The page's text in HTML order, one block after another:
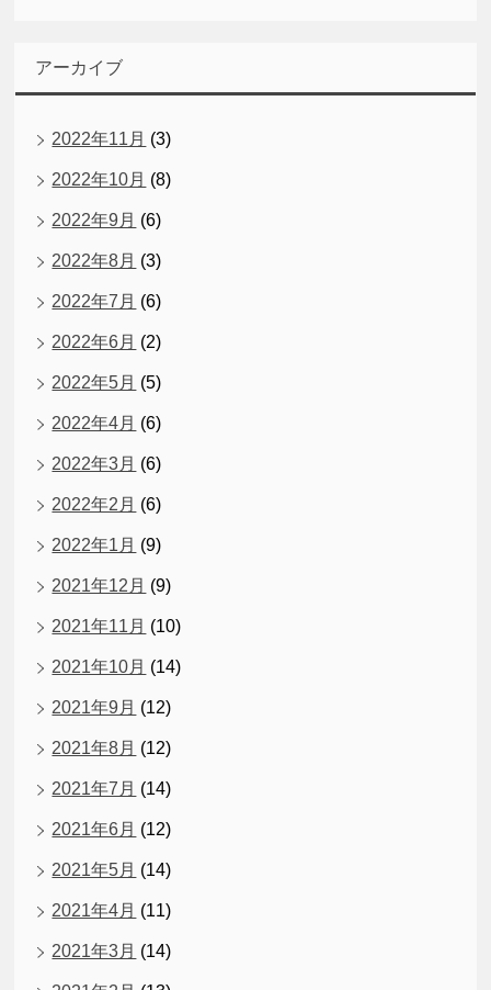
アーカイブ
2022年11月 (3)
2022年10月 (8)
2022年9月 (6)
2022年8月 (3)
2022年7月 (6)
2022年6月 (2)
2022年5月 (5)
2022年4月 (6)
2022年3月 (6)
2022年2月 (6)
2022年1月 (9)
2021年12月 (9)
2021年11月 (10)
2021年10月 (14)
2021年9月 (12)
2021年8月 (12)
2021年7月 (14)
2021年6月 (12)
2021年5月 (14)
2021年4月 (11)
2021年3月 (14)